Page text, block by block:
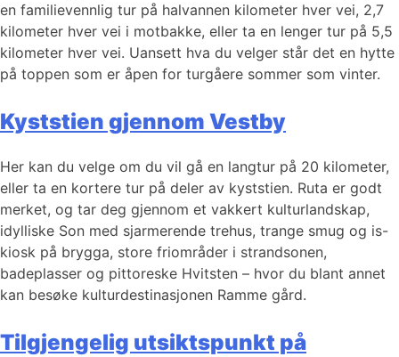
en familievennlig tur på halvannen kilometer hver vei, 2,7
kilometer hver vei i motbakke, eller ta en lenger tur på 5,5
kilometer hver vei. Uansett hva du velger står det en hytte
på toppen som er åpen for turgåere sommer som vinter.
Kyststien gjennom Vestby
Her kan du velge om du vil gå en langtur på 20 kilometer,
eller ta en kortere tur på deler av kyststien. Ruta er godt
merket, og tar deg gjennom et vakkert kulturlandskap,
idylliske Son med sjarmerende trehus, trange smug og is-
kiosk på brygga, store friområder i strandsonen,
badeplasser og pittoreske Hvitsten – hvor du blant annet
kan besøke kulturdestinasjonen Ramme gård.
Tilgjengelig utsiktspunkt på